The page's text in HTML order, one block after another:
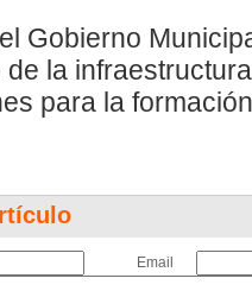
Gobierno
la
para la
Email